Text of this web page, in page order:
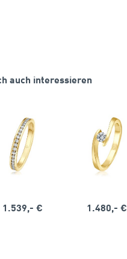
auch interessieren
1.539,- € 1.480,- €